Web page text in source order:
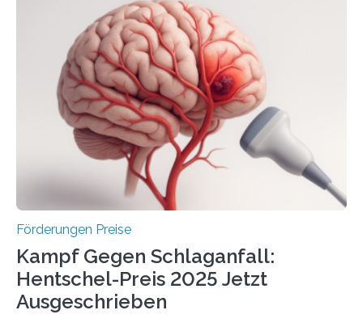
anderem zur Unterstützung der
Industrieforschungsprogramme Industrielle
Gemeinschaftsforschung (IGF), Zentrales
Innovationsprogramm Mittelstand (ZIM) und
Innovationskompetenz INNO-KOM. Auf dem
Innovationstag Mittelstand 2025 am 5. Juni 2025 in
Berlin überbrachte das Bundesministerium für
Wirtschaft und Energie eine gute Nachricht:
Überplanmäßige Verpflichtungsermächtigungen in
Förderungen Preise
Kampf Gegen Schlaganfall:
Hentschel-Preis 2025 Jetzt
Ausgeschrieben